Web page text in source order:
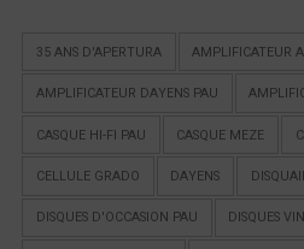
35 ANS D'APERTURA AMPLIFICATEUR
AMPLIFICATEUR DAYENS PAU
CASQUE HI-FI PAU CASQUE MEZE
CELLULE GRADO DAYENS
DISQUES D'OCCASION PAU DISQUES